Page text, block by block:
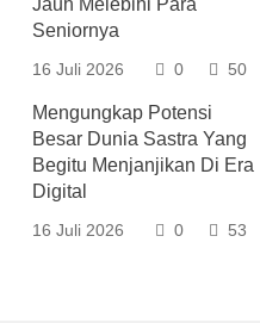
Jauh Melebihi Para
Seniornya
16 Juli 2026 0 50
Mengungkap Potensi
Besar Dunia Sastra Yang
Begitu Menjanjikan Di Era
Digital
16 Juli 2026 0 53